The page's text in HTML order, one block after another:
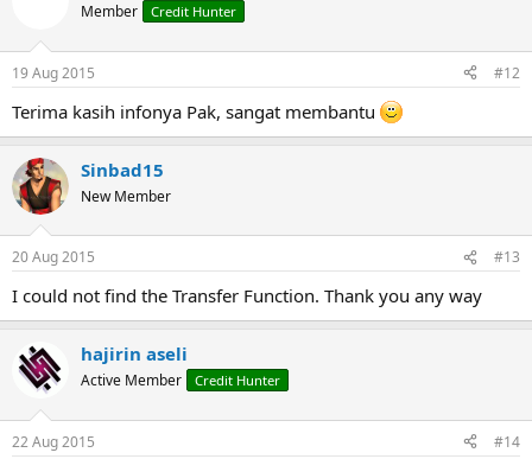
Member Credit Hunter
19 Aug 2015 #12
Terima kasih infonya Pak, sangat membantu
Sinbad15
New Member
20 Aug 2015 #13
I could not find the Transfer Function. Thank you any way
hajirin aseli
Active Member Credit Hunter
22 Aug 2015 #14